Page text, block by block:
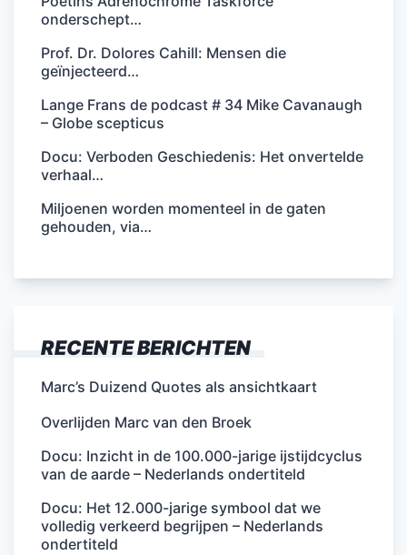
onderschept…
Prof. Dr. Dolores Cahill: Mensen die
geïnjecteerd…
Lange Frans de podcast # 34 Mike Cavanaugh
– Globe scepticus
Docu: Verboden Geschiedenis: Het onvertelde
verhaal…
Miljoenen worden momenteel in de gaten
gehouden, via…
RECENTE BERICHTEN
Marc’s Duizend Quotes als ansichtkaart
Overlijden Marc van den Broek
Docu: Inzicht in de 100.000-jarige ijstijdcyclus
van de aarde – Nederlands ondertiteld
Docu: Het 12.000-jarige symbool dat we
volledig verkeerd begrijpen – Nederlands
ondertiteld